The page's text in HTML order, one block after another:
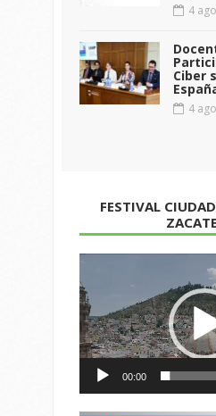
4
Ciber
4
FESTIVAL
de
vídeo
00:00